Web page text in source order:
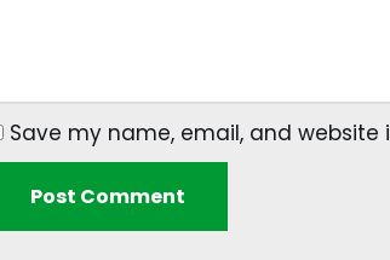
Save my name, email, and